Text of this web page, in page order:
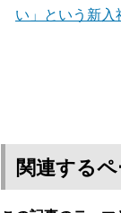
い」という新入
関連する